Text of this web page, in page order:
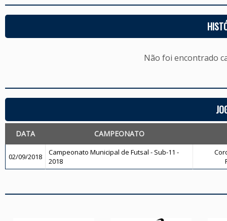
Não foi encontrado
DATA CAMPEONATO
02/09/2018
Campeonato Municipal de Futsal - Sub-11 -
2018